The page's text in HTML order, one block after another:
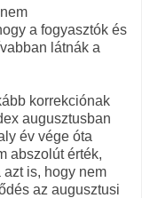
a fogyasztók és
látnák a
korrekciónak
augusztusban
év vége óta
abszolút érték,
is, hogy nem
az augusztusi